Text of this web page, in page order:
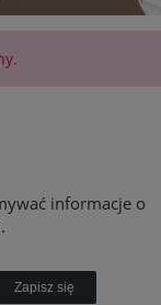
informacje o
Zapisz się